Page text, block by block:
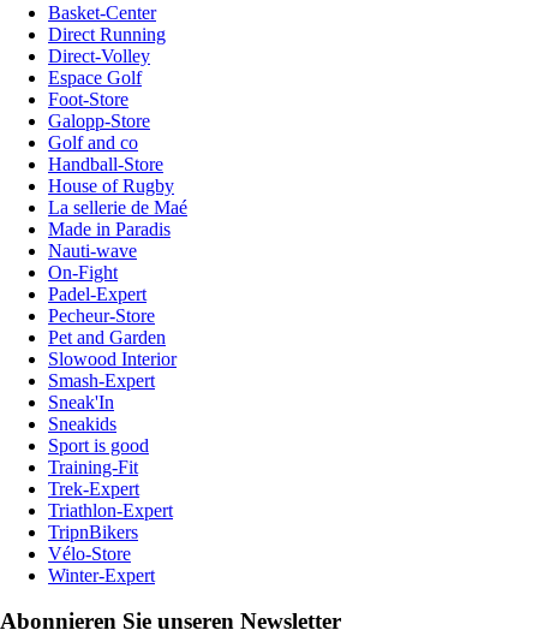
Basket-Center
Direct Running
Direct-Volley
Espace Golf
Foot-Store
Galopp-Store
Golf and co
Handball-Store
House of Rugby
La sellerie de Maé
Made in Paradis
Nauti-wave
On-Fight
Padel-Expert
Pecheur-Store
Pet and Garden
Slowood Interior
Smash-Expert
Sneak'In
Sneakids
Sport is good
Training-Fit
Trek-Expert
Triathlon-Expert
TripnBikers
Vélo-Store
Winter-Expert
Abonnieren Sie unseren Newsletter